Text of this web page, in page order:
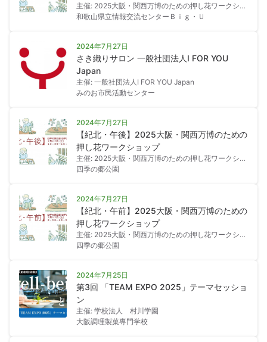
主催: 2025大阪・関西万博のための押し花ワークショ
ップ
和歌山県立情報交流センターＢｉｇ・Ｕ
2024年7月27日
さき織りサロン 一般社団法人I FOR YOU
Japan
主催: 一般社団法人I FOR YOU Japan
みのお市民活動センター
2024年7月27日
【紀北・午後】2025大阪・関西万博のための
押し花ワークショップ
主催: 2025大阪・関西万博のための押し花ワークショ
ップ
四季の郷公園
2024年7月27日
【紀北・午前】2025大阪・関西万博のための
押し花ワークショップ
主催: 2025大阪・関西万博のための押し花ワークショ
ップ
四季の郷公園
2024年7月25日
第3回 「TEAM EXPO 2025」テーマセッショ
ン
主催: 学校法人 村川学園
大阪調理製菓専門学校